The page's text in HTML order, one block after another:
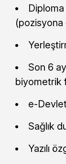
(pozisyona
Son 6
biyometrik
e-
Sağlık
Yazılı